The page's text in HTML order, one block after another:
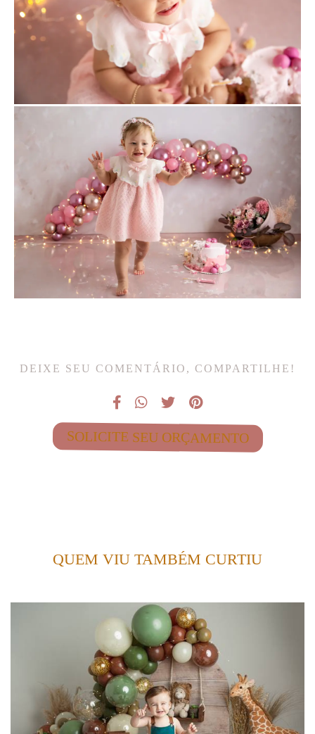
DEIXE SEU COMENTÁRIO, COMPARTILHE!
SOLICITE SEU ORÇAMENTO
QUEM VIU TAMBÉM CURTIU